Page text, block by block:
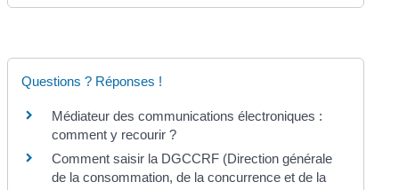
Questions ? Réponses !
Médiateur des communications électroniques :
comment y recourir ?
Comment saisir la DGCCRF (Direction générale
de la consommation, de la concurrence et de la